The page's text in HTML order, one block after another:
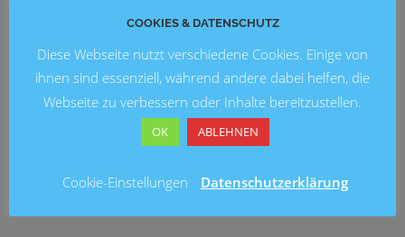
COOKIES & DATENSCHUTZ
Diese Webseite nutzt verschiedene Cookies. Einige von
ihnen sind essenziell, während andere dabei helfen, die
Webseite zu verbessern oder Inhalte bereitzustellen.
OK ABLEHNEN
Cookie-Einstellungen Datenschutzerklärung